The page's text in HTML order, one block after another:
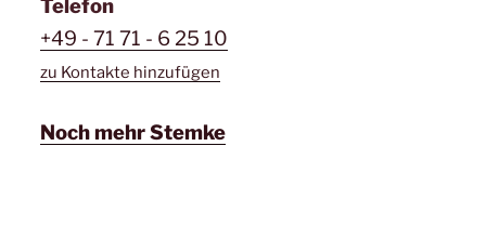
Telefon
+49 - 71 71 - 6 25 10
zu Kontakte hinzufügen
Noch mehr Stemke